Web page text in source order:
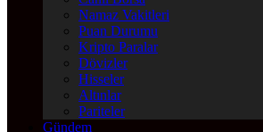
Namaz Vakitleri
Puan Durumu
Kripto Paralar
Dövizler
Hisseler
Altınlar
Pariteler
Gündem